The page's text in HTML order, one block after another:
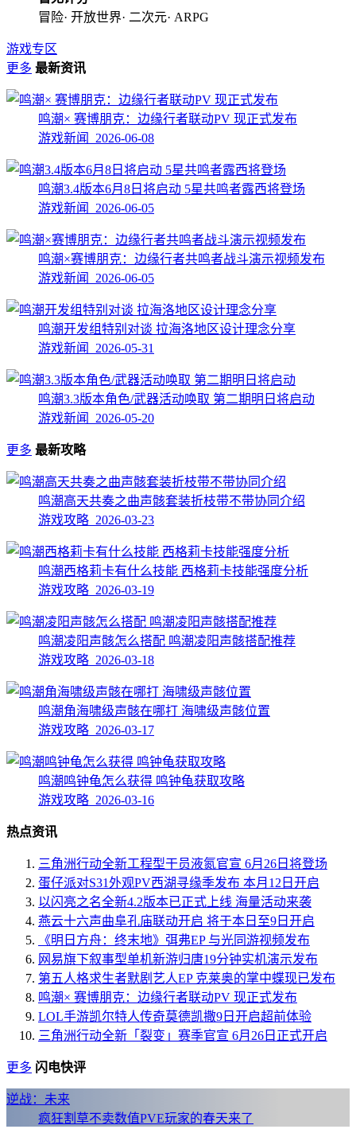
冒险· 开放世界· 二次元· ARPG
游戏专区
更多 最新资讯
鸣潮× 赛博朋克：边缘行者联动PV 现正式发布
游戏新闻 2026-06-08
鸣潮3.4版本6月8日将启动 5星共鸣者露西将登场
游戏新闻 2026-06-05
鸣潮×赛博朋克：边缘行者共鸣者战斗演示视频发布
游戏新闻 2026-06-05
鸣潮开发组特别对谈 拉海洛地区设计理念分享
游戏新闻 2026-05-31
鸣潮3.3版本角色/武器活动唤取 第二期明日将启动
游戏新闻 2026-05-20
更多 最新攻略
鸣潮高天共奏之曲声骸套装折枝带不带协同介绍
游戏攻略 2026-03-23
鸣潮西格莉卡有什么技能 西格莉卡技能强度分析
游戏攻略 2026-03-19
鸣潮凌阳声骸怎么搭配 鸣潮凌阳声骸搭配推荐
游戏攻略 2026-03-18
鸣潮角海啸级声骸在哪打 海啸级声骸位置
游戏攻略 2026-03-17
鸣潮鸣钟龟怎么获得 鸣钟龟获取攻略
游戏攻略 2026-03-16
热点资讯
三角洲行动全新工程型干员液氮官宣 6月26日将登场
蛋仔派对S31外观PV西湖寻缘季发布 本月12日开启
以闪亮之名全新4.2版本已正式上线 海量活动来袭
燕云十六声曲阜孔庙联动开启 将于本日至9日开启
《明日方舟：终末地》弭弗EP 与光同游视频发布
网易旗下叙事型单机新游归唐19分钟实机演示发布
第五人格求生者默剧艺人EP 克莱奥的掌中蝶现已发布
鸣潮× 赛博朋克：边缘行者联动PV 现正式发布
LOL手游凯尔特人传奇莫德凯撒9日开启超前体验
三角洲行动全新「裂变」赛季官宣 6月26日正式开启
更多 闪电快评
逆战：未来
疯狂割草不卖数值PVE玩家的春天来了